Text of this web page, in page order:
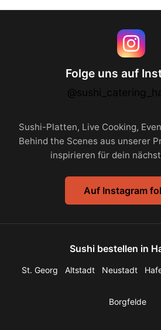
Folge uns auf
Sushi-Platten, Live Cooking,
Behind the Scenes aus unserer
inspirieren für dein
Auf Instagram
Sushi bestellen in
St. Georg Altstadt Neustadt
Borgfelde